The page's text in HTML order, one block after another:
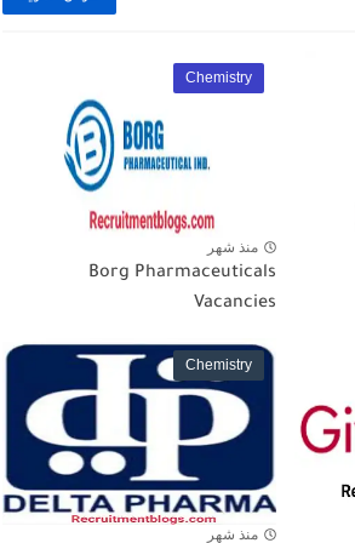
Chemistry
منذ شهر
Borg Pharmaceuticals
Vacancies
Chemistry
منذ شهر